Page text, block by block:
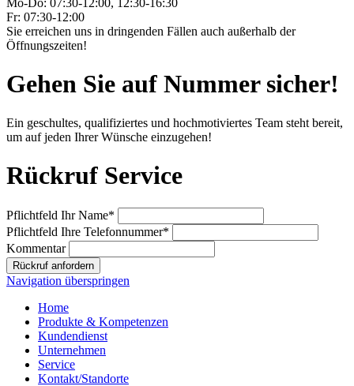
Fr: 07:30-12:00
Sie erreichen uns in dringenden Fällen auch außerhalb der
Öffnungszeiten!
Gehen Sie auf Nummer sicher!
Ein geschultes, qualifiziertes und hochmotiviertes Team steht bereit,
um auf jeden Ihrer Wünsche einzugehen!
Rückruf Service
Pflichtfeld Ihr Name*
Pflichtfeld Ihre Telefonnummer*
Kommentar
Rückruf anfordern
Navigation überspringen
Home
Produkte & Kompetenzen
Kundendienst
Unternehmen
Service
Kontakt/Standorte